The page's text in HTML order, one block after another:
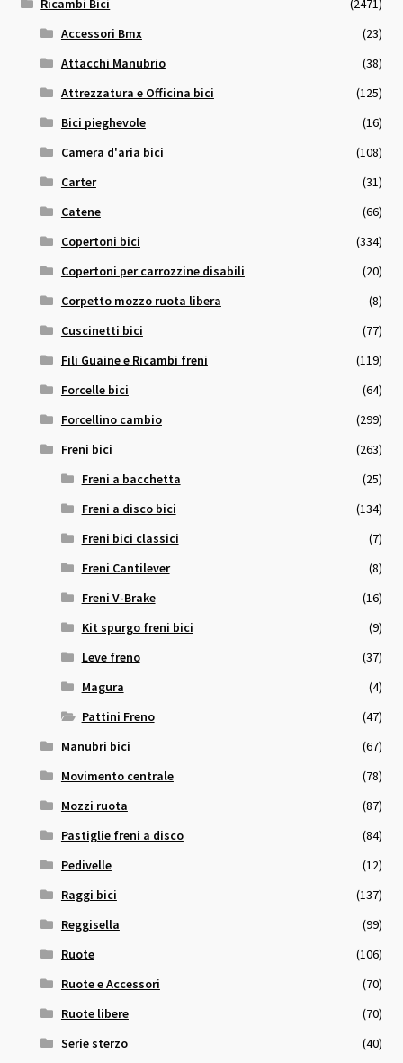
Ricambi Bici
(2471)
Accessori Bmx
(23)
Attacchi Manubrio
(38)
Attrezzatura e Officina bici
(125)
Bici pieghevole
(16)
Camera d'aria bici
(108)
Carter
(31)
Catene
(66)
Copertoni bici
(334)
Copertoni per carrozzine disabili
(20)
Corpetto mozzo ruota libera
(8)
Cuscinetti bici
(77)
Fili Guaine e Ricambi freni
(119)
Forcelle bici
(64)
Forcellino cambio
(299)
Freni bici
(263)
Freni a bacchetta
(25)
Freni a disco bici
(134)
Freni bici classici
(7)
Freni Cantilever
(8)
Freni V-Brake
(16)
Kit spurgo freni bici
(9)
Leve freno
(37)
Magura
(4)
Pattini Freno
(47)
Manubri bici
(67)
Movimento centrale
(78)
Mozzi ruota
(87)
Pastiglie freni a disco
(84)
Pedivelle
(12)
Raggi bici
(137)
Reggisella
(99)
Ruote
(106)
Ruote e Accessori
(70)
Ruote libere
(70)
Serie sterzo
(40)